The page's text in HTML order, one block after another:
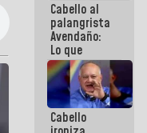
Cabello al
palangrista
Avendaño:
Lo que
vayas a
escribir
hazlo hoy
por que no
sabemos si
Cabello